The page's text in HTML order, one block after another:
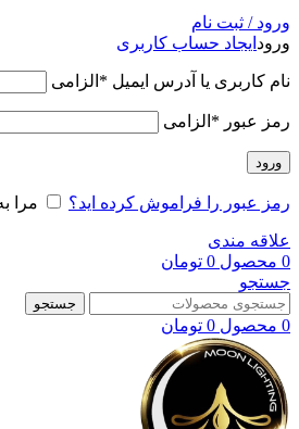
ورود / ثبت نام
ورود ایجاد حساب کاربری
نام کاربری یا آدرس ایمیل * الزامی
رمز عبور * الزامی
ورود
رمز عبور را فراموش کرده اید؟ مرا
علاقه مندی
0 محصول 0 تومان
جستجو
جستجو
0 محصول 0 تومان